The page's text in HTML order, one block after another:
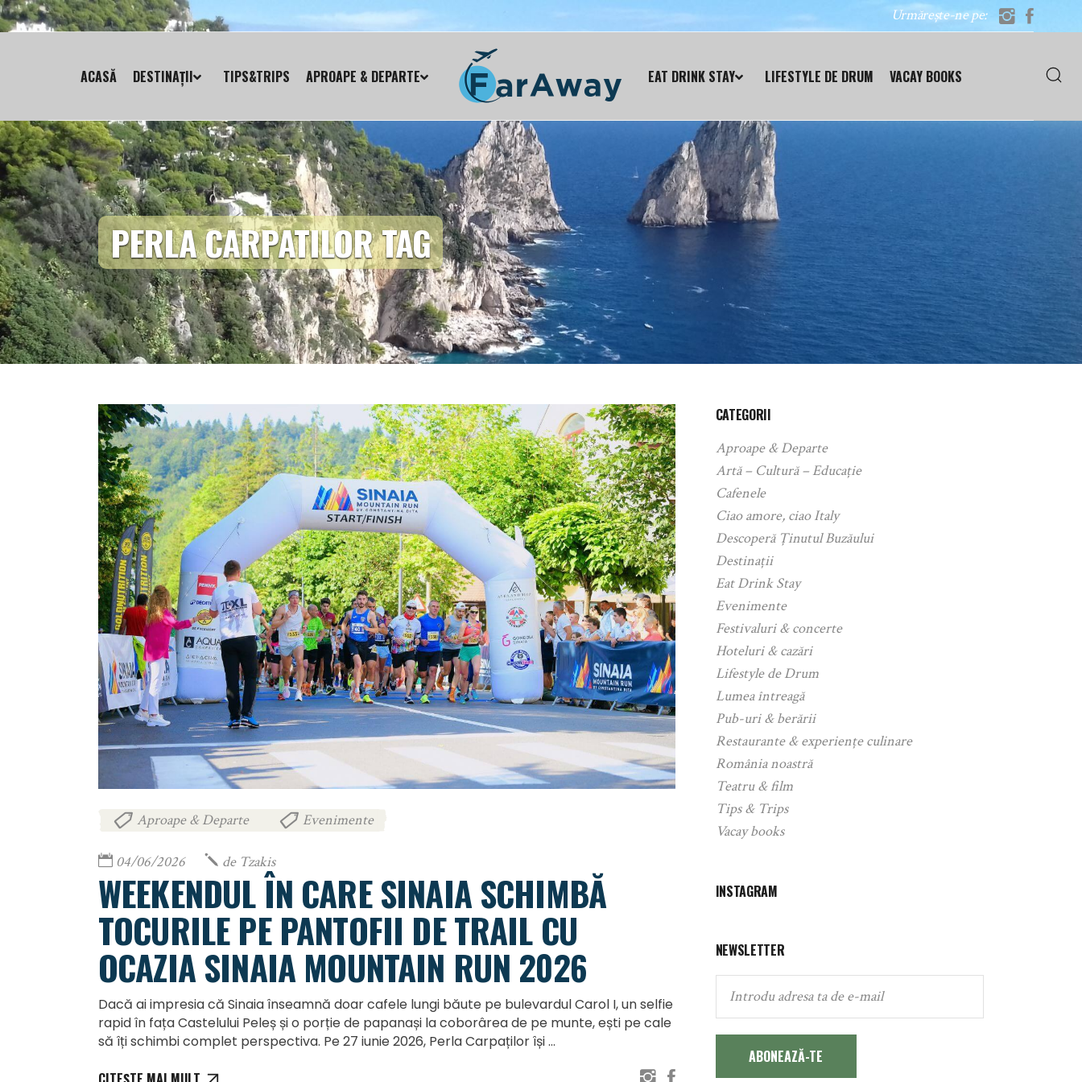
Urmărește-ne pe:
ACASĂ DESTINAȚII TIPS&TRIPS APROAPE & DEPARTE EAT DRINK STAY LIFESTYLE DE DRUM VACAY BOOKS
PERLA CARPATILOR TAG
Aproape & Departe Evenimente
04/06/2026 de Tzakis
WEEKENDUL ÎN CARE SINAIA SCHIMBĂ
TOCURILE PE PANTOFII DE TRAIL CU
OCAZIA SINAIA MOUNTAIN RUN 2026
Dacă ai impresia că Sinaia înseamnă doar cafele lungi băute pe bulevardul Carol I, un selfie
rapid în fața Castelului Peleș și o porție de papanași la coborârea de pe munte, ești pe cale
să îți schimbi complet perspectiva. Pe 27 iunie 2026, Perla Carpaților își
CATEGORII
Aproape & Departe
Artă – Cultură – Educație
Cafenele
Ciao amore, ciao Italy
Descoperă Ținutul Buzăului
Destinații
Eat Drink Stay
Evenimente
Festivaluri & concerte
Hoteluri & cazări
Lifestyle de Drum
Lumea întreagă
Pub-uri & berării
Restaurante & experiențe culinare
România noastră
Teatru & film
Tips & Trips
Vacay books
INSTAGRAM
NEWSLETTER
ABONEAZĂ-TE